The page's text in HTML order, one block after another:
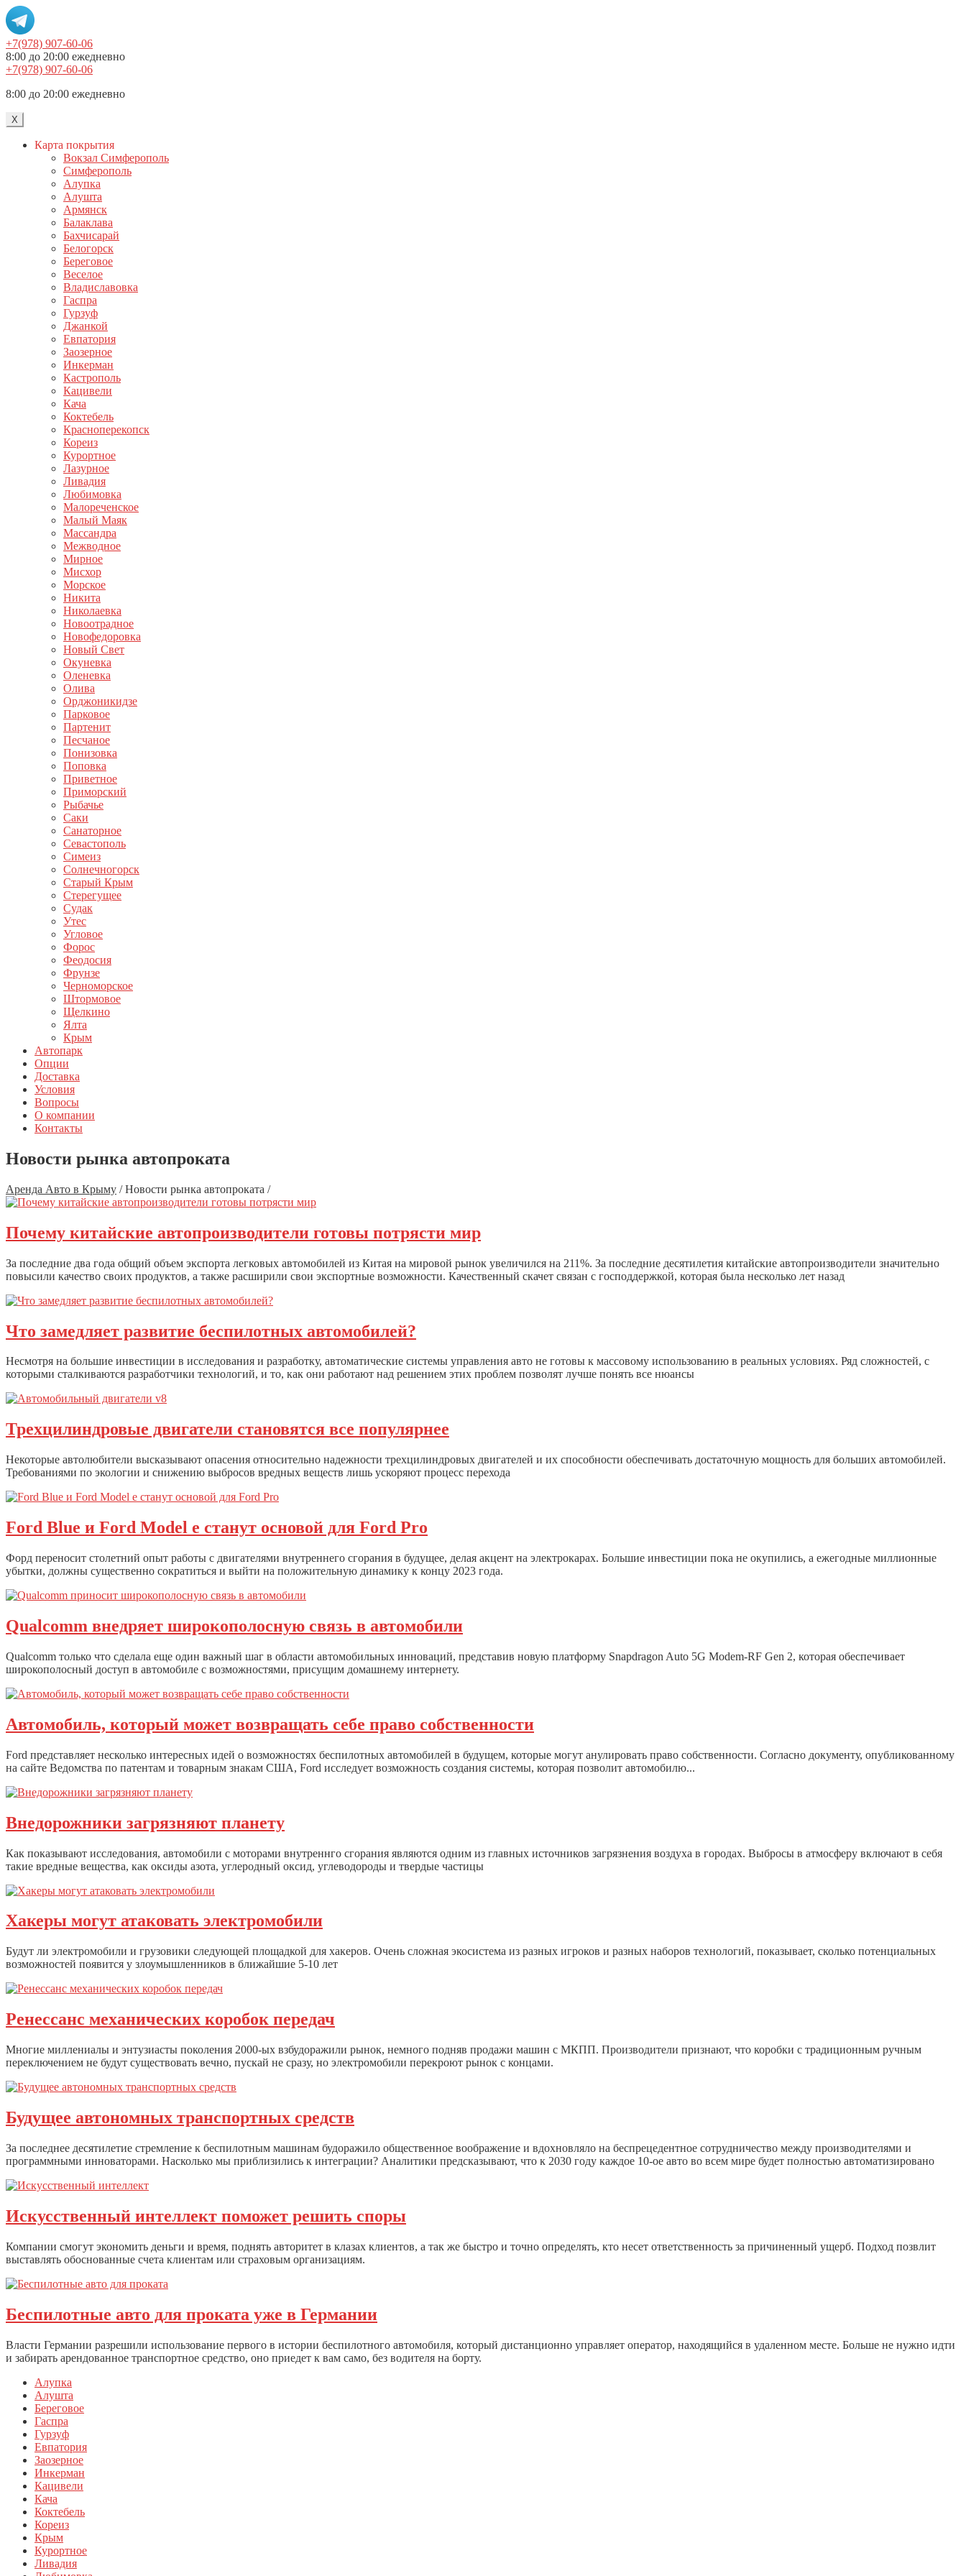
+7(978) 907-60-06
8:00 до 20:00 ежедневно
+7(978) 907-60-06
8:00 до 20:00 ежедневно
X
Карта покрытия
Вокзал Симферополь
Симферополь
Алупка
Алушта
Армянск
Балаклава
Бахчисарай
Белогорск
Береговое
Веселое
Владиславовка
Гаспра
Гурзуф
Джанкой
Евпатория
Заозерное
Инкерман
Кастрополь
Кацивели
Кача
Коктебель
Красноперекопск
Кореиз
Курортное
Лазурное
Ливадия
Любимовка
Малореченское
Малый Маяк
Массандра
Межводное
Мирное
Мисхор
Морское
Никита
Николаевка
Новоотрадное
Новофедоровка
Новый Свет
Окуневка
Оленевка
Олива
Орджоникидзе
Парковое
Партенит
Песчаное
Понизовка
Поповка
Приветное
Приморский
Рыбачье
Саки
Санаторное
Севастополь
Симеиз
Солнечногорск
Старый Крым
Стерегущее
Судак
Утес
Угловое
Форос
Феодосия
Фрунзе
Черноморское
Штормовое
Щелкино
Ялта
Крым
Автопарк
Опции
Доставка
Условия
Вопросы
О компании
Контакты
Новости рынка автопроката
Аренда Авто в Крыму /Новости рынка автопроката /
Почему китайские автопроизводители готовы потрясти мир
За последние два года общий объем экспорта легковых автомобилей из Китая на мировой рынок увеличился на 211%. За последние десятилетия китайские автопроизводители значительно
повысили качество своих продуктов, а также расширили свои экспортные возможности. Качественный скачет связан с господдержкой, которая была несколько лет назад
Что замедляет развитие беспилотных автомобилей?
Несмотря на большие инвестиции в исследования и разработку, автоматические системы управления авто не готовы к массовому использованию в реальных условиях. Ряд сложностей, с
которыми сталкиваются разработчики технологий, и то, как они работают над решением этих проблем позволят лучше понять все нюансы
Трехцилиндровые двигатели становятся все популярнее
Некоторые автолюбители высказывают опасения относительно надежности трехцилиндровых двигателей и их способности обеспечивать достаточную мощность для больших автомобилей.
Требованиями по экологии и снижению выбросов вредных веществ лишь ускоряют процесс перехода
Ford Blue и Ford Model e станут основой для Ford Pro
Форд переносит столетний опыт работы с двигателями внутреннего сгорания в будущее, делая акцент на электрокарах. Большие инвестиции пока не окупились, а ежегодные миллионные
убытки, должны существенно сократиться и выйти на положительную динамику к концу 2023 года.
Qualcomm внедряет широкополосную связь в автомобили
Qualcomm только что сделала еще один важный шаг в области автомобильных инноваций, представив новую платформу Snapdragon Auto 5G Modem-RF Gen 2, которая обеспечивает
широкополосный доступ в автомобиле с возможностями, присущим домашнему интернету.
Автомобиль, который может возвращать себе право собственности
Ford представляет несколько интересных идей о возможностях беспилотных автомобилей в будущем, которые могут анулировать право собственности. Согласно документу, опубликованному
на сайте Ведомства по патентам и товарным знакам США, Ford исследует возможность создания системы, которая позволит автомобилю...
Внедорожники загрязняют планету
Как показывают исследования, автомобили с моторами внутреннго сгорания являются одним из главных источников загрязнения воздуха в городах. Выбросы в атмосферу включают в себя
такие вредные вещества, как оксиды азота, углеродный оксид, углеводороды и твердые частицы
Хакеры могут атаковать электромобили
Будут ли электромобили и грузовики следующей площадкой для хакеров. Очень сложная экосистема из разных игроков и разных наборов технологий, показывает, сколько потенциальных
возможностей появится у злоумышленников в ближайшие 5-10 лет
Ренессанс механических коробок передач
Многие миллениалы и энтузиасты поколения 2000-ых взбудоражили рынок, немного подняв продажи машин с МКПП. Производители признают, что коробки с традиционным ручным
переключением не будут существовать вечно, пускай не сразу, но электромобили перекроют рынок с концами.
Будущее автономных транспортных средств
За последнее десятилетие стремление к беспилотным машинам будоражило общественное воображение и вдохновляло на беспрецедентное сотрудничество между производителями и
программными инноваторами. Насколько мы приблизились к интеграции? Аналитики предсказывают, что к 2030 году каждое 10-ое авто во всем мире будет полностью автоматизировано
Искусственный интеллект поможет решить споры
Компании смогут экономить деньги и время, поднять авторитет в клазах клиентов, а так же быстро и точно определять, кто несет ответственность за причиненный ущерб. Подход позвлит
выставлять обоснованные счета клиентам или страховым организациям.
Беспилотные авто для проката уже в Германии
Власти Германии разрешили использование первого в истории беспилотного автомобиля, который дистанционно управляет оператор, находящийся в удаленном месте. Больше не нужно идти
и забирать арендованное транспортное средство, оно приедет к вам само, без водителя на борту.
Алупка
Алушта
Береговое
Гаспра
Гурзуф
Евпатория
Заозерное
Инкерман
Кацивели
Кача
Коктебель
Кореиз
Крым
Курортное
Ливадия